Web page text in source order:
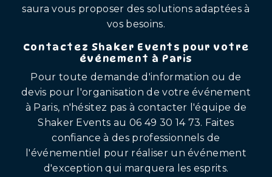
saura vous proposer des solutions adaptées à
vos besoins.
Contactez Shaker Events pour votre
événement à Paris
Pour toute demande d'information ou de
devis pour l'organisation de votre événement
à Paris, n'hésitez pas à contacter l'équipe de
Shaker Events au 06 49 30 14 73. Faites
confiance à des professionnels de
l'événementiel pour réaliser un événement
d'exception qui marquera les esprits.